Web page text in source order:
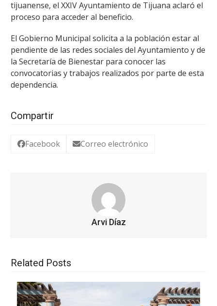
tijuanense, el XXIV Ayuntamiento de Tijuana aclaró el
proceso para acceder al beneficio.
El Gobierno Municipal solicita a la población estar al
pendiente de las redes sociales del Ayuntamiento y de
la Secretaría de Bienestar para conocer las
convocatorias y trabajos realizados por parte de esta
dependencia.
Compartir
Facebook Correo electrónico
Arvi Díaz
Related Posts